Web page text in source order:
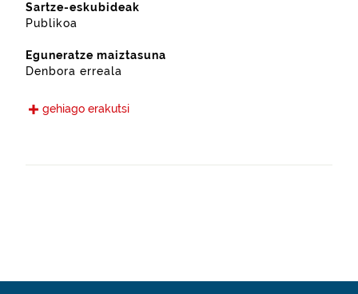
Sartze-eskubideak
Publikoa
Eguneratze maiztasuna
Denbora erreala
Hizkuntzak
Euskara
Eskura jarri den data
gehiago erakutsi